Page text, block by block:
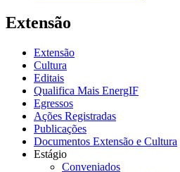
Extensão
Extensão
Cultura
Editais
Qualifica Mais EnergIF
Egressos
Ações Registradas
Publicações
Documentos Extensão e Cultura
Estágio
Conveniados